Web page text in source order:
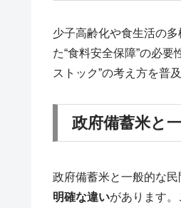
少子高齢化や食生活の
た“食料安全保障”の必
ストック”の考え方を普
政府備蓄米と
政府備蓄米と一般的な
明確な違いがあります。